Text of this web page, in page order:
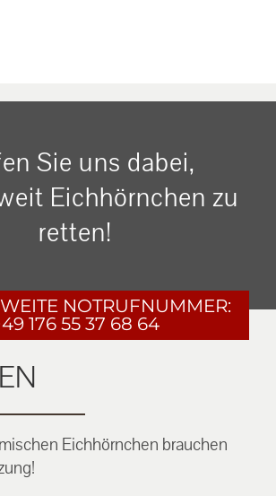
Sie uns dabei,
Eichhörnchen zu
retten!
NOTRUFNUMMER:
176 55 37 68 64
Eichhörnchen brauchen